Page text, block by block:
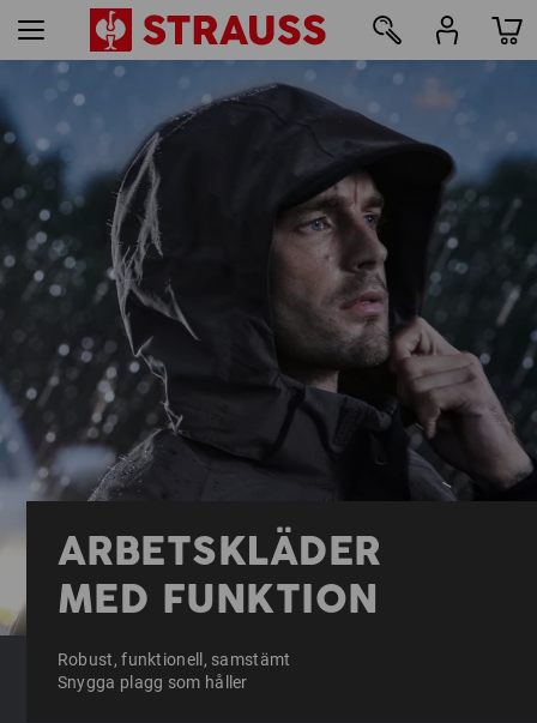
ARBETSKLÄDER
MED FUNKTION
Robust, funktionell, samstämt
Snygga plagg som håller